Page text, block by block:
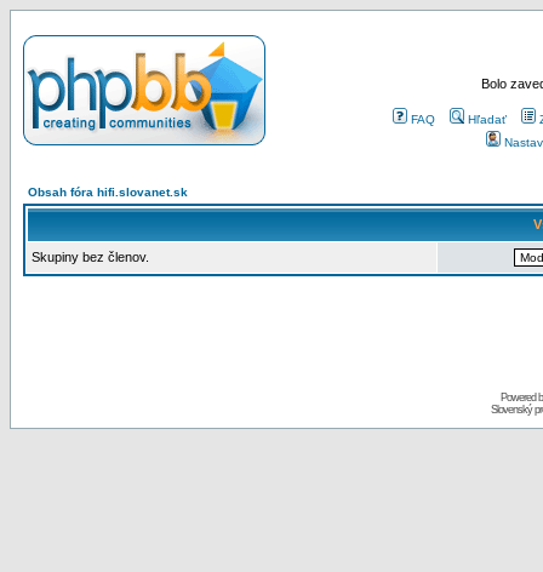
Bolo
FAQ Hľadať
Obsah fóra hifi.slovanet.sk
Skupiny bez členov.
Powered
Slovenský